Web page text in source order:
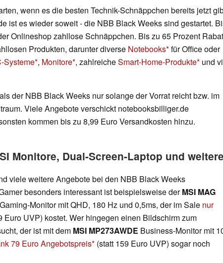
wenn es die besten Technik-Schnäppchen bereits jetzt
ist es wieder soweit - die NBB Black Weeks sind gestartet.
Onlineshop zahllose Schnäppchen. Bis zu 65 Prozent
Produkten, darunter diverse Notebooks für Office oder
Systeme , Monitore , zahlreicheSmart-Home-Produkte und
der NBB Black Weeks nur solange der Vorrat reicht bzw. im
Viele Angebote verschickt notebooksbilliger.de
kommen bis zu 8,99 Euro Versandkosten hinzu.
Monitore, Dual-Screen-Laptop und
viele weitere Angebote bei den NBB Black Weeks
besonders interessant ist beispielsweise derMSI MAG
Monitor mit QHD, 180 Hz und 0,5ms, der im Sale nur
Euro UVP) kostet. Wer hingegen einen Bildschirm zum
der ist mit dem MSI MP273AWDE Business-Monitor mit
79 Euro Angebotspreis (statt 159 Euro UVP) sogar noch